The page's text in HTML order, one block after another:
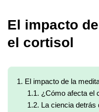
El impacto
el cortisol
1. El impacto de la
1.1. ¿Cómo afecta el
1.2. La ciencia detrás